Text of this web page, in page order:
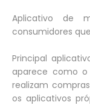
Aplicativo de
consumidores
Principal
aparece como
realizam
os aplicativos